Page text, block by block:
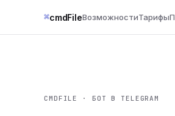
⌘cmdFileВозможностиТарифы
CMDFILE · БОТ В TELEGRAM